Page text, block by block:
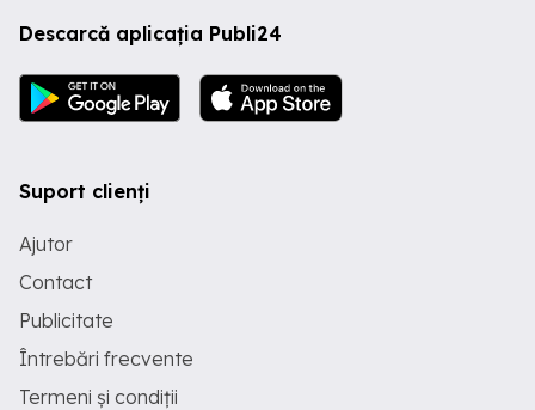
Descarcă aplicația Publi24
Suport clienți
Ajutor
Contact
Publicitate
Întrebări frecvente
Termeni și condiții